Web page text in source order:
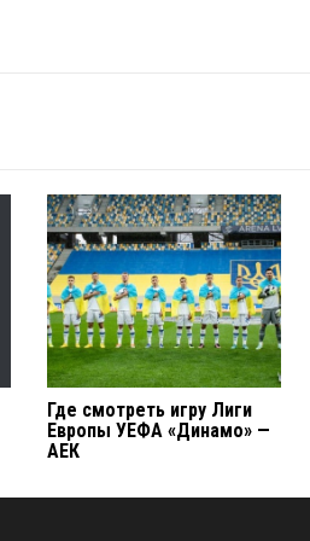
Где смотреть игру Лиги
Европы УЕФА «Динамо» —
АЕК